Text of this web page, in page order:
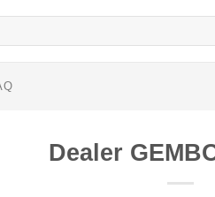
Dealer